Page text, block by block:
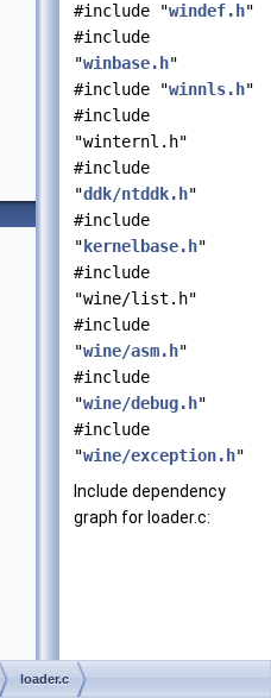
#include "windef.h"
#include
"winbase.h"
#include "winnls.h"
#include
"winternl.h"
#include
"ddk/ntddk.h"
#include
" kernelbase.h"
#include
"wine/list.h"
#include
"wine/asm.h"
#include
"wine/debug.h"
#include
"wine/exception.h"
Include dependency
graph for loader.c:
loader.c